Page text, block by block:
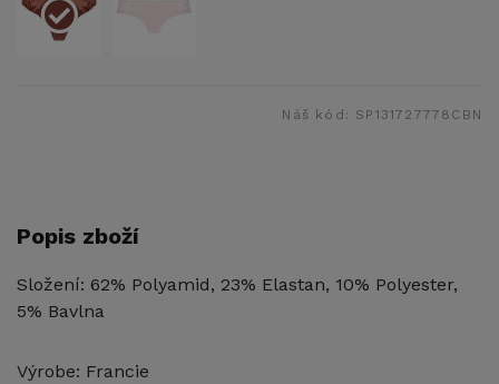
Náš kód: SP131727778CBN
Popis zboží
Složení: 62% Polyamid, 23% Elastan, 10% Polyester,
5% Bavlna
Výrobe: Francie